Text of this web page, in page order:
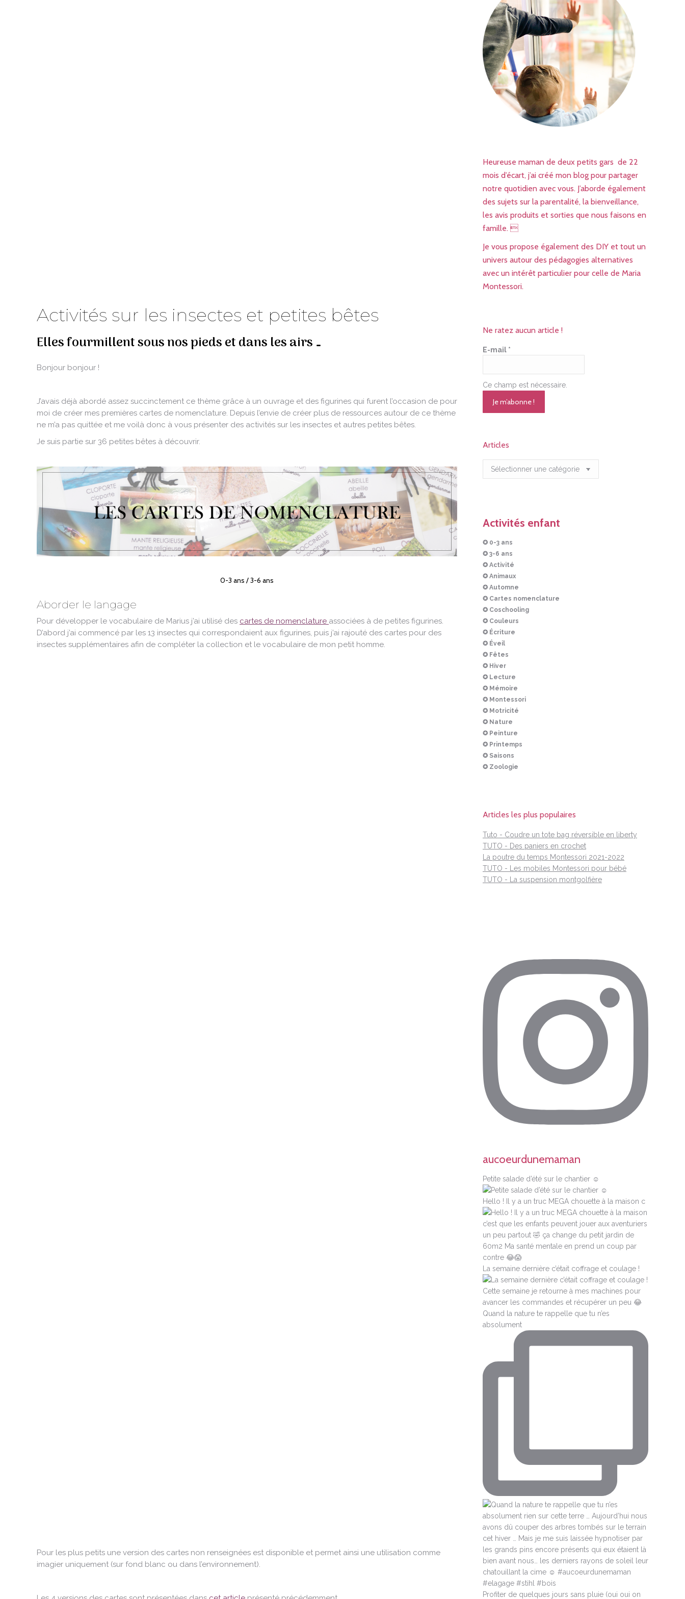
Activités sur les insectes et petites bêtes
Elles fourmillent sous nos pieds et dans les airs …
Bonjour bonjour !
J’avais déjà abordé assez succinctement ce thème grâce à un ouvrage et des figurines qui furent l’occasion de pour
moi de créer mes premières cartes de nomenclature. Depuis l’envie de créer plus de ressources autour de ce thème
ne m’a pas quittée et me voilà donc à vous présenter des activités sur les insectes et autres petites bêtes.
Je suis partie sur 36 petites bêtes à découvrir.
0-3 ans / 3-6 ans
Aborder le langage
Pour développer le vocabulaire de Marius j’ai utilisé des cartes de nomenclature associées à de petites figurines.
D’abord j’ai commencé par les 13 insectes qui correspondaient aux figurines, puis j’ai rajouté des cartes pour des
insectes supplémentaires afin de compléter la collection et le vocabulaire de mon petit homme.
Pour les plus petits une version des cartes non renseignées est disponible et permet ainsi une utilisation comme
imagier uniquement (sur fond blanc ou dans l’environnement).
Heureuse maman de deux petits gars de 22
mois d’écart, j’ai créé mon blog pour partager
notre quotidien avec vous. J’aborde également
des sujets sur la parentalité, la bienveillance,
les avis produits et sorties que nous faisons en
famille. 
Je vous propose également des DIY et tout un
univers autour des pédagogies alternatives
avec un intérêt particulier pour celle de Maria
Montessori.
Ne ratez aucun article !
E-mail *
Ce champ est nécessaire.
Articles
Articles
Activités enfant
✪ 0-3 ans
✪ 3-6 ans
✪ Activité
✪ Animaux
✪ Automne
✪ Cartes nomenclature
✪ Coschooling
✪ Couleurs
✪ Écriture
✪ Éveil
✪ Fêtes
✪ Hiver
✪ Lecture
✪ Mémoire
✪ Montessori
✪ Motricité
✪ Nature
✪ Peinture
✪ Printemps
✪ Saisons
✪ Zoologie
Articles les plus populaires
Tuto - Coudre un tote bag réversible en liberty
TUTO - Des paniers en crochet
La poutre du temps Montessori 2021-2022
TUTO - Les mobiles Montessori pour bébé
TUTO - La suspension montgolfière
aucoeurdunemaman
Petite salade d’été sur le chantier ☺️
Hello ! Il y a un truc MEGA chouette à la maison c
La semaine dernière c’était coffrage et coulage !
Quand la nature te rappelle que tu n’es
absolument
Profiter de quelques jours sans pluie (oui oui on